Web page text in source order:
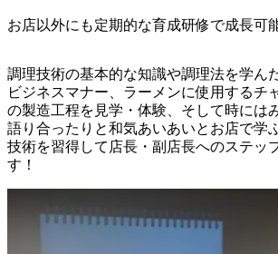
お店以外にも定期的な育成研修で成長可
調理技術の基本的な知識や調理法を学ん
ビジネスマナー、ラーメンに使用するチ
の製造工程を見学・体験、そして時には
語り合ったりと和気あいあいとお店で学
技術を習得して店長・副店長へのステッ
す！